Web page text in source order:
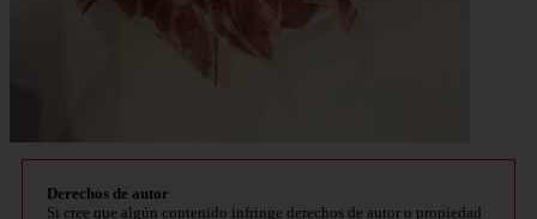
Derechos de autor
Si cree que algún contenido infringe derechos de autor o propiedad